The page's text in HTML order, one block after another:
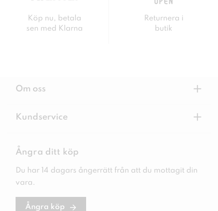
Köp nu, betala
sen med Klarna
Returnera i
butik
Om oss +
Kundservice +
Ångra ditt köp
Du har 14 dagars ångerrätt från att du mottagit din
vara.
Ångra köp